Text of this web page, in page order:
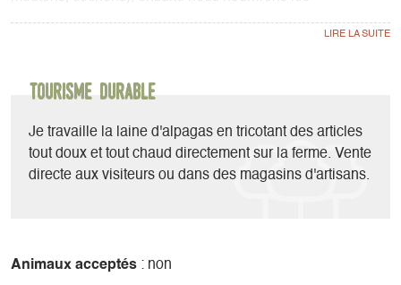
lapins/cochons d’Inde, ramasserons les œufs des poules et
Les enfants repartent avec un petit souvenir de la visite
Possibilité d’acheter des articles en laine d’alpaga de
l’élevage.
Tourisme durable
Je travaille la laine d'alpagas en tricotant des articles
tout doux et tout chaud directement sur la ferme. Vente
directe aux visiteurs ou dans des magasins d'artisans.
Animaux acceptés : non